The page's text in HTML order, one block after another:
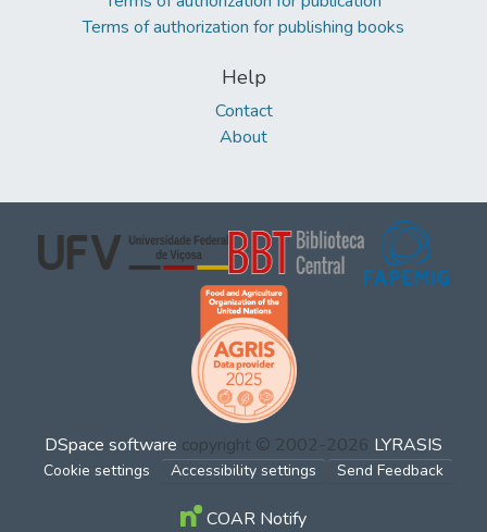
Terms of authorization for publishing books
Help
Contact
About
DSpace software copyright © 2002-2026 LYRASIS
Cookie settings Accessibility settings Send Feedback
COAR Notify